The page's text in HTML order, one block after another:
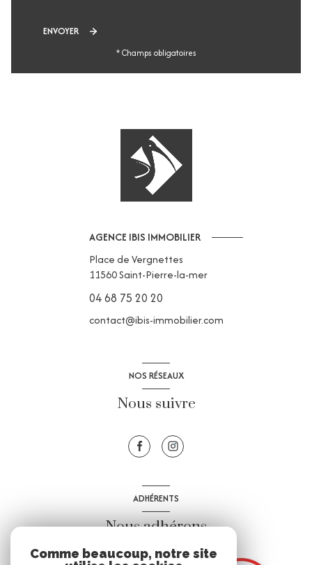
ENVOYER
* Champs obligatoires
AGENCE IBIS IMMOBILIER
Place de Vergnettes
11560Saint-Pierre-la-mer
04 68 75 20 20
contact@ibis-immobilier.com
NOS RÉSEAUX
Nous suivre
ADHÉRENTS
Nous adhérons
Comme beaucoup, notre site